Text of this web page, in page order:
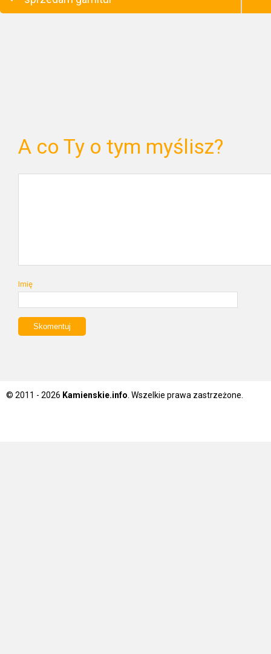
A co Ty o tym myślisz?
Imię
© 2011 - 2026 Kamienskie.info . Wszelkie prawa zastrzeżone.